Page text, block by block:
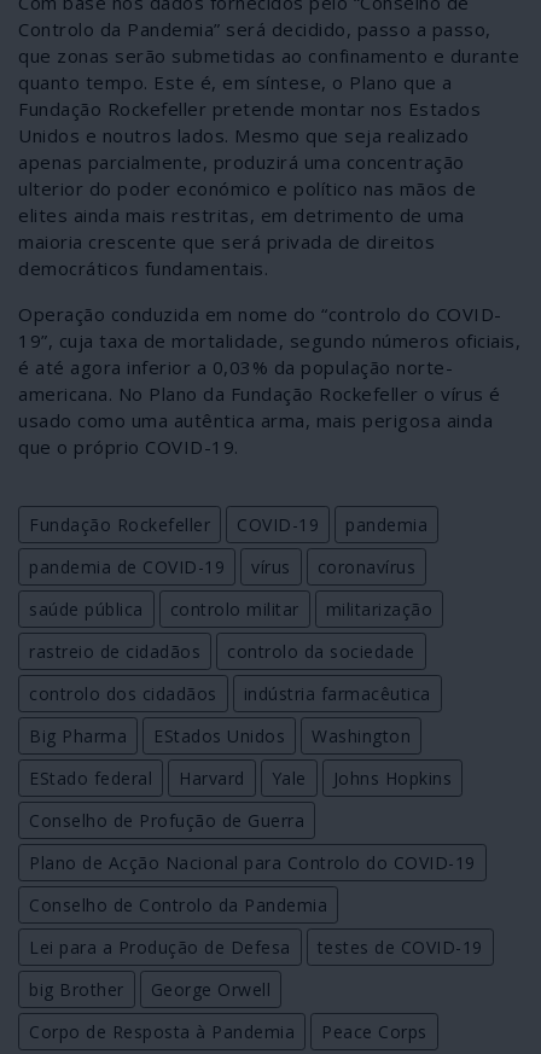
Controlo da Pandemia” será decidido, passo a passo,
que zonas serão submetidas ao confinamento e durante
quanto tempo. Este é, em síntese, o Plano que a
Fundação Rockefeller pretende montar nos Estados
Unidos e noutros lados. Mesmo que seja realizado
apenas parcialmente, produzirá uma concentração
ulterior do poder económico e político nas mãos de
elites ainda mais restritas, em detrimento de uma
maioria crescente que será privada de direitos
democráticos fundamentais.
Operação conduzida em nome do “controlo do COVID-
19”, cuja taxa de mortalidade, segundo números oficiais,
é até agora inferior a 0,03% da população norte-
americana. No Plano da Fundação Rockefeller o vírus é
usado como uma autêntica arma, mais perigosa ainda
que o próprio COVID-19.
Fundação Rockefeller COVID-19
pandemia
pandemia de COVID-19
vírus
coronavírus
saúde pública
controlo militar
militarização
rastreio de cidadãos
controlo da sociedade
controlo dos cidadãos
indústria farmacêutica
Big Pharma
EStados Unidos
Washington
EStado federal
Harvard Yale
Johns Hopkins
Conselho de Profução de Guerra
Plano de Acção Nacional para Controlo do COVID-19
Conselho de Controlo da Pandemia
Lei para a Produção de Defesa
testes de COVID-19
big Brother
George Orwell
Corpo de Resposta à Pandemia
Peace Corps